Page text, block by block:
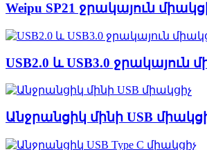
Weipu SP21 ջրակայուն
USB2.0 և USB3.0 ջրակայուն
Անջրանցիկ մինի USB